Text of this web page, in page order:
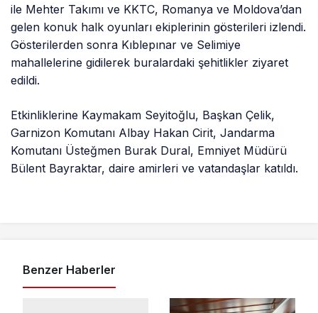
ile Mehter Takımı ve KKTC, Romanya ve Moldova’dan
gelen konuk halk oyunları ekiplerinin gösterileri izlendi.
Gösterilerden sonra Kıblepınar ve Selimiye
mahallelerine gidilerek buralardaki şehitlikler ziyaret
edildi.
Etkinliklerine Kaymakam Seyitoğlu, Başkan Çelik,
Garnizon Komutanı Albay Hakan Cirit, Jandarma
Komutanı Üsteğmen Burak Dural, Emniyet Müdürü
Bülent Bayraktar, daire amirleri ve vatandaşlar katıldı.
Benzer Haberler